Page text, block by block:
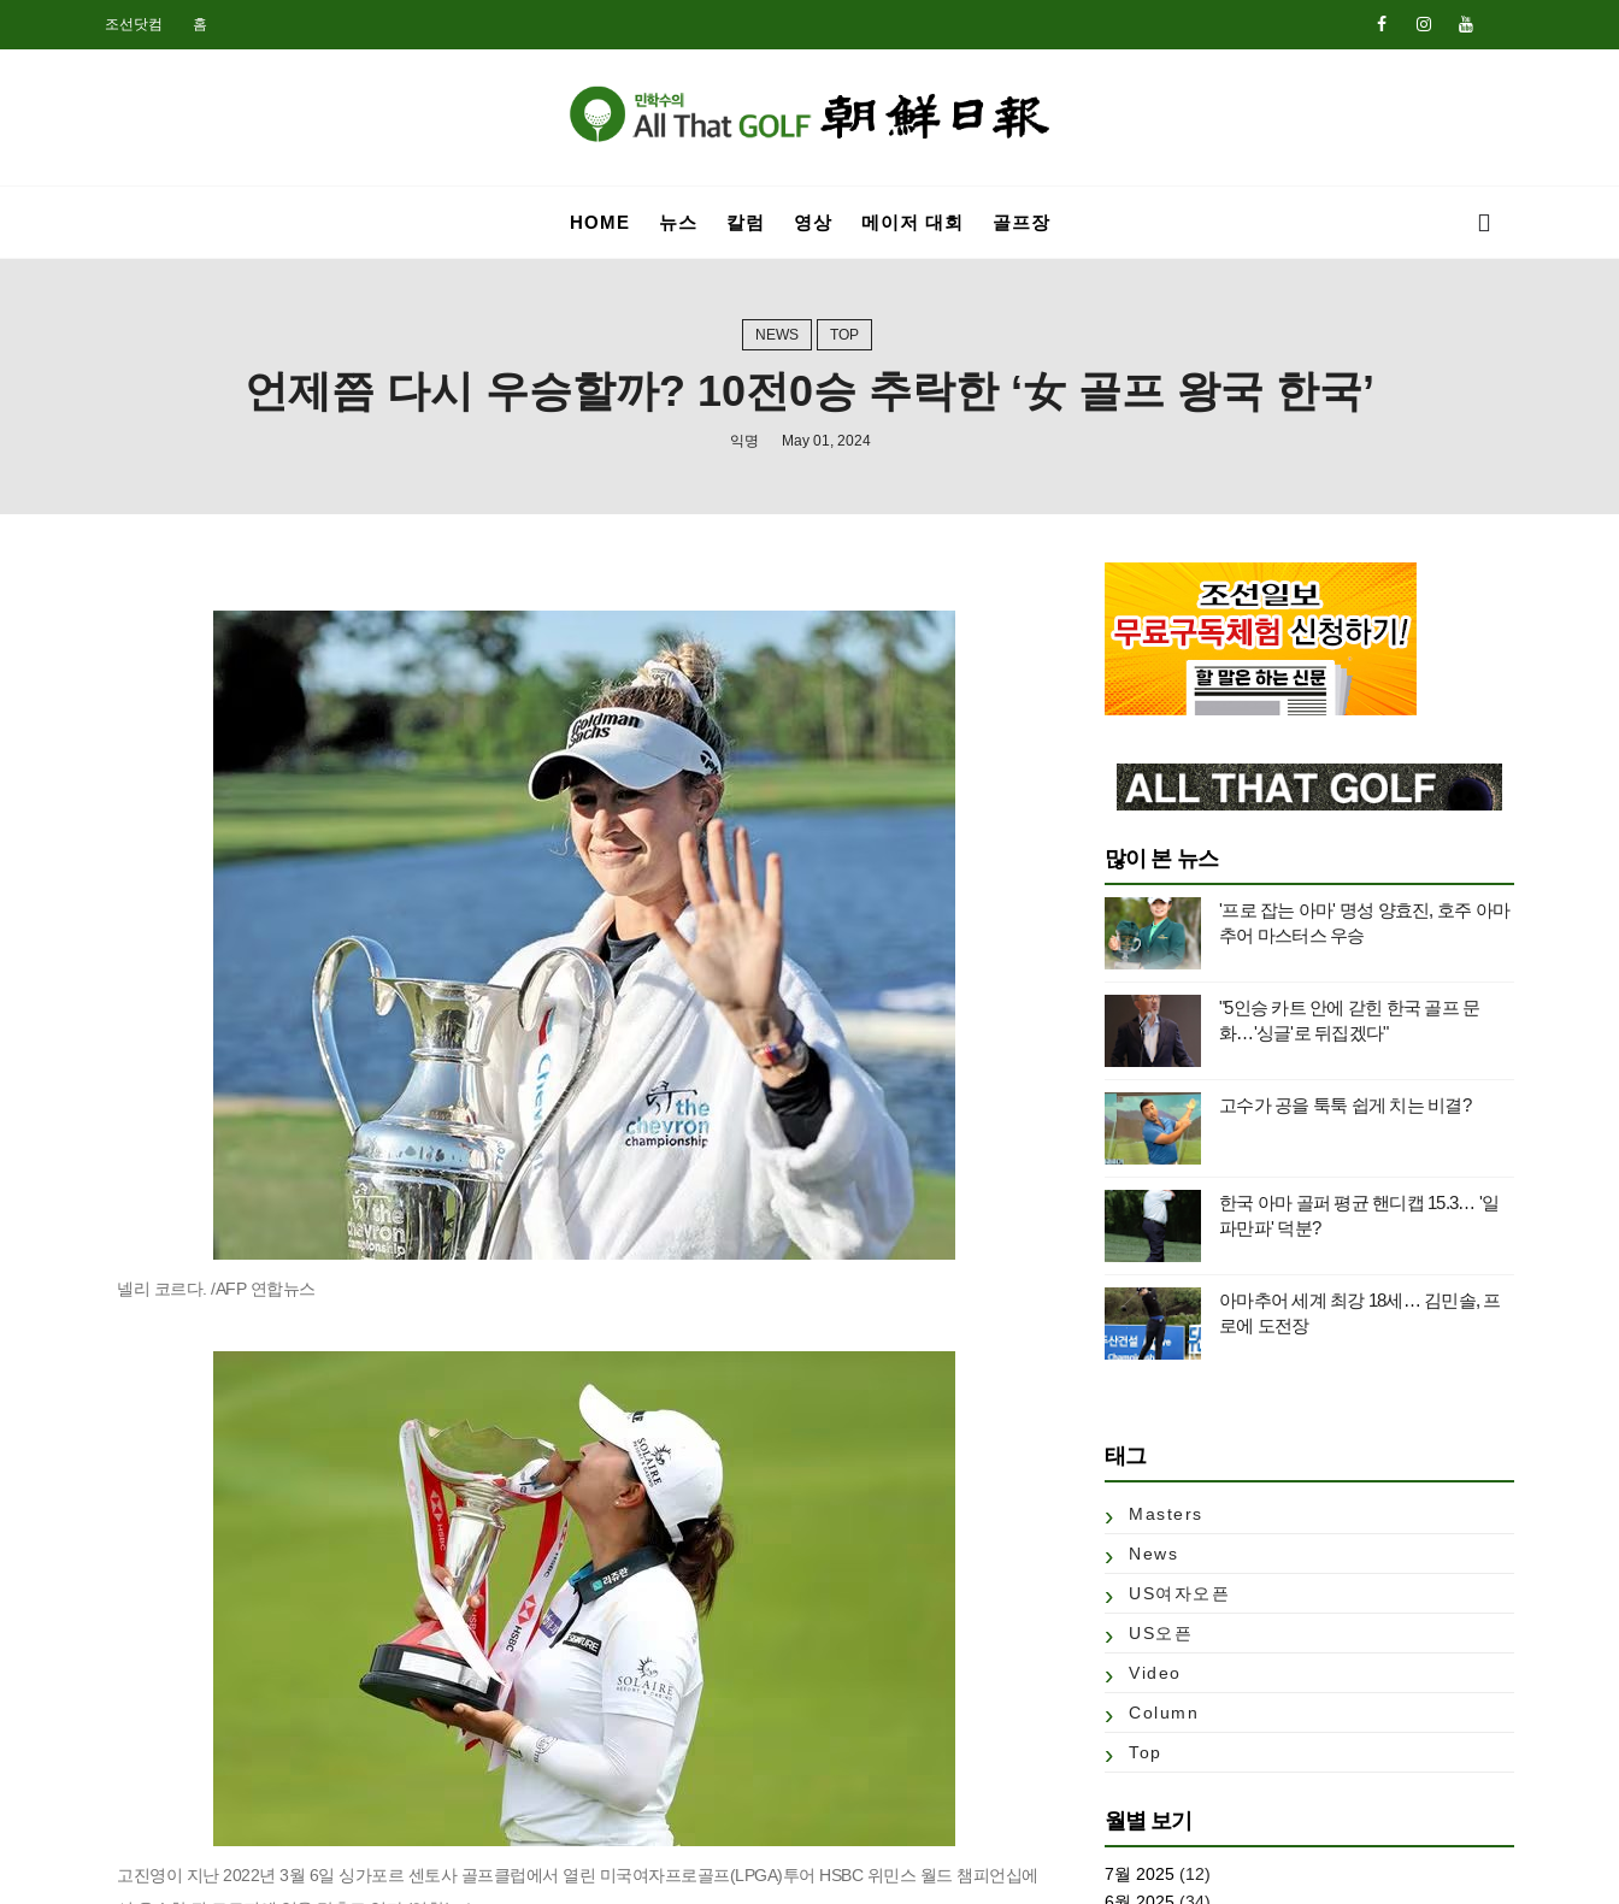
조선닷컴 홈
HOME 뉴스 칼럼 영상 메이저 대회 골프장
NEWS TOP
언제쯤 다시 우승할까? 10전0승 추락한 ‘女 골프 왕국 한국’
익명 May 01, 2024
넬리 코르다. /AFP 연합뉴스
고진영이 지난 2022년 3월 6일 싱가포르 센토사 골프클럽에서 열린 미국여자프로골프(LPGA)투어 HSBC 위민스 월드 챔피언십에
많이 본 뉴스
'프로 잡는 아마' 명성 양효진, 호주 아마
추어 마스터스 우승
"5인승 카트 안에 갇힌 한국 골프 문
화…'싱글'로 뒤집겠다"
고수가 공을 툭툭 쉽게 치는 비결?
한국 아마 골퍼 평균 핸디캡 15.3… '일
파만파' 덕분?
아마추어 세계 최강 18세… 김민솔, 프
로에 도전장
태그
Masters
News
US여자오픈
US오픈
Video
Column
Top
월별 보기
7월 2025 (12)